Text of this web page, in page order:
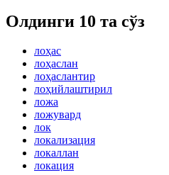
Олдинги 10 та сўз
лоҳас
лоҳаслан
лоҳаслантир
лоҳийлаштирил
ложа
ложувард
лок
локализация
локаллан
локация